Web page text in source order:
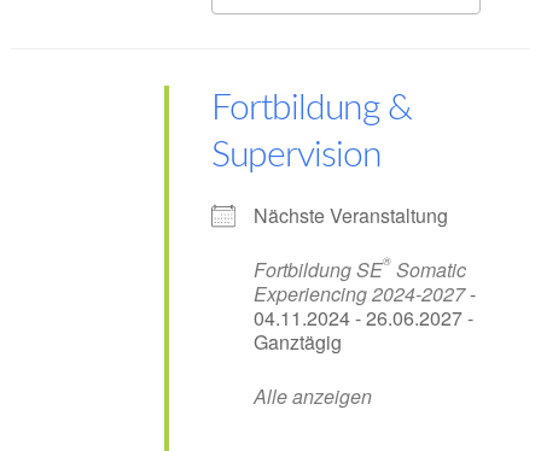
Fortbildung &
Supervision
Nächste Veranstaltung
Fortbildung SE® Somatic
Experiencing 2024-2027-
04.11.2024 - 26.06.2027 -
Ganztägig
Alle anzeigen